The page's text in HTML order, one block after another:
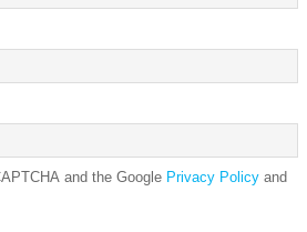
and the Google Privacy Policy and